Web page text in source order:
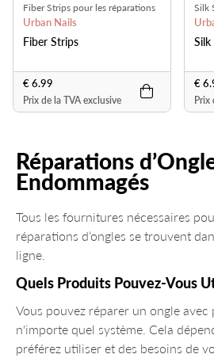
Fiber Strips pour les réparations
Urban Nails
Fiber Strips
€ 6.99
Prix de la TVA exclusive
Silk
€
Prix
Réparations
Endommagés
Tous les fournitures nécessaires
réparations d’ongles se trouvent
ligne.
Quels Produits Pouvez-Vous
Vous pouvez réparer un ongle
n'importe quel système. Cela
préférez utiliser et des besoins de